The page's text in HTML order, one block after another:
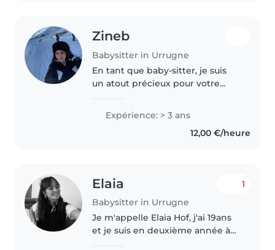
Zineb
Babysitter in Urrugne
En tant que baby-sitter, je suis
un atout précieux pour votre
enfants d'âge préscolaire et
élémentaire, je saurai m'occuper..
Expérience: > 3 ans
12,00 €/heure
Elaia
Babysitter in Urrugne
1
Je m'appelle Elaia Hof, j'ai 19ans
et je suis en deuxième année à